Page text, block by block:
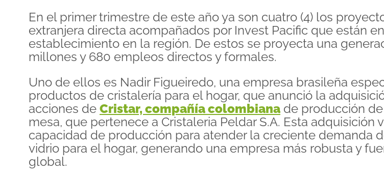
En el primer trimestre de este año ya son cuatro (4) los
extranjera directa acompañados por Invest Pacific que están
establecimiento en la región. De estos se proyecta una
millones y 680 empleos directos y formales.
Uno de ellos es Nadir Figueiredo, una empresa brasileña
productos de cristalería para el hogar, que anunció la
acciones de Cristar, compañía colombiana de producción
mesa, que pertenece a Cristaleria Peldar S.A. Esta adquisición
capacidad de producción para atender la creciente demanda
vidrio para el hogar, generando una empresa más robusta y
global.